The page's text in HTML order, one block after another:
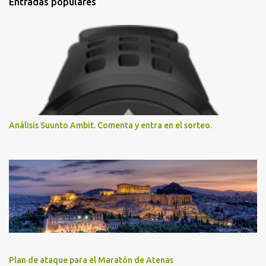
Análisis Suunto Ambit. Comenta y entra en el sorteo.
Plan de ataque para el Maratón de Atenas